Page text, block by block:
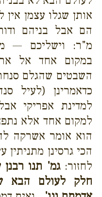
אותן שגלו עצמן
הם אבל בניהם
מ"ר: וישליכם —
במקום אחד אל
השבטים שהגלם
כדאמרינן (לעיל
למדינת אפריקי
למקום אחד אלא
הוא אומר אשרקה
הכי גרסינן
לחזור:גמ' תנו
חלק לעולם הבא